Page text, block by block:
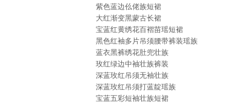
紫色蓝边仫佬族短裙
大红渐变黑蒙古长裙
宝蓝红黄绣花百褶苗瑶短裙
黑色红袖多片吊须腰带裤装瑶族
蓝衣黑裤绣花肚兜壮族
玫红绿边中袖壮族裤装
深蓝玫红吊须无袖壮族
深蓝玫红吊须打蓝靛瑶族
宝蓝五彩短袖壮族短裙